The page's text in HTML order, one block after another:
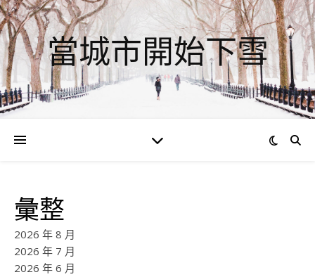
當城市開始下雪
彙整
2026 年 8 月
2026 年 7 月
2026 年 6 月